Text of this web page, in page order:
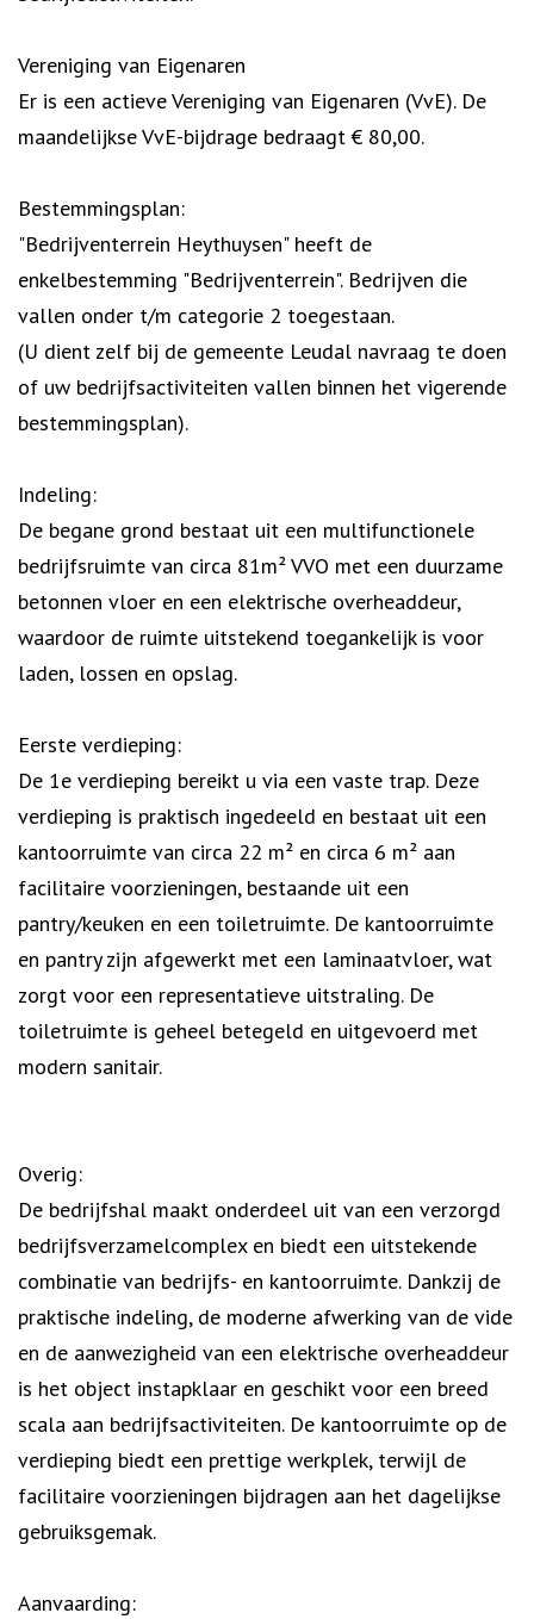
Vereniging van Eigenaren
Er is een actieve Vereniging van Eigenaren (VvE). De
maandelijkse VvE-bijdrage bedraagt € 80,00.
Bestemmingsplan:
"Bedrijventerrein Heythuysen" heeft de
enkelbestemming "Bedrijventerrein". Bedrijven die
vallen onder t/m categorie 2 toegestaan.
(U dient zelf bij de gemeente Leudal navraag te doen
of uw bedrijfsactiviteiten vallen binnen het vigerende
bestemmingsplan).
Indeling:
De begane grond bestaat uit een multifunctionele
bedrijfsruimte van circa 81m² VVO met een duurzame
betonnen vloer en een elektrische overheaddeur,
waardoor de ruimte uitstekend toegankelijk is voor
laden, lossen en opslag.
Eerste verdieping:
De 1e verdieping bereikt u via een vaste trap. Deze
verdieping is praktisch ingedeeld en bestaat uit een
kantoorruimte van circa 22 m² en circa 6 m² aan
facilitaire voorzieningen, bestaande uit een
pantry/keuken en een toiletruimte. De kantoorruimte
en pantry zijn afgewerkt met een laminaatvloer, wat
zorgt voor een representatieve uitstraling. De
toiletruimte is geheel betegeld en uitgevoerd met
modern sanitair.
Overig:
De bedrijfshal maakt onderdeel uit van een verzorgd
bedrijfsverzamelcomplex en biedt een uitstekende
combinatie van bedrijfs- en kantoorruimte. Dankzij de
praktische indeling, de moderne afwerking van de vide
en de aanwezigheid van een elektrische overheaddeur
is het object instapklaar en geschikt voor een breed
scala aan bedrijfsactiviteiten. De kantoorruimte op de
verdieping biedt een prettige werkplek, terwijl de
facilitaire voorzieningen bijdragen aan het dagelijkse
gebruiksgemak.
Aanvaarding: